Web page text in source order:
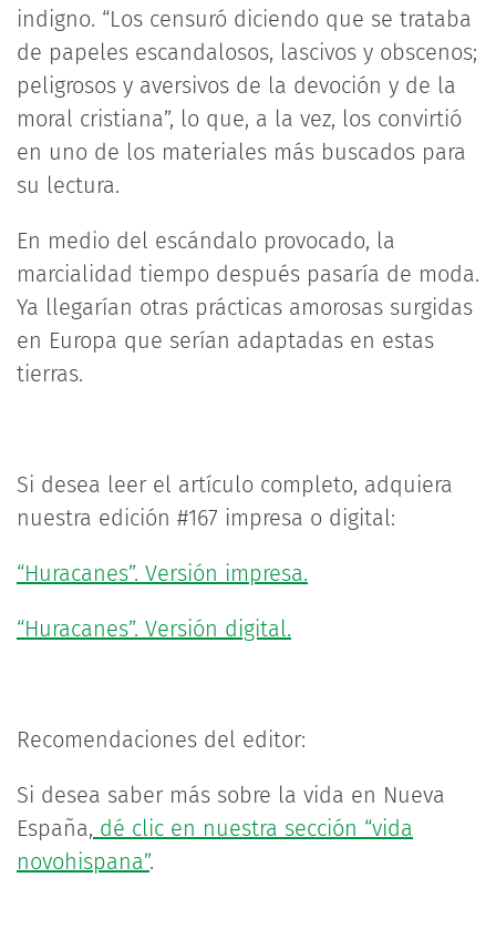
indigno. “Los censuró diciendo que se trataba
de papeles escandalosos, lascivos y obscenos;
peligrosos y aversivos de la devoción y de la
moral cristiana”, lo que, a la vez, los convirtió
en uno de los materiales más buscados para
su lectura.
En medio del escándalo provocado, la
marcialidad tiempo después pasaría de moda.
Ya llegarían otras prácticas amorosas surgidas
en Europa que serían adaptadas en estas
tierras.
Si desea leer el artículo completo, adquiera
nuestra edición #167 impresa o digital:
“Huracanes”. Versión impresa.
“Huracanes”. Versión digital.
Recomendaciones del editor:
Si desea saber más sobre la vida en Nueva
España, dé clic en nuestra sección “vida
novohispana”.